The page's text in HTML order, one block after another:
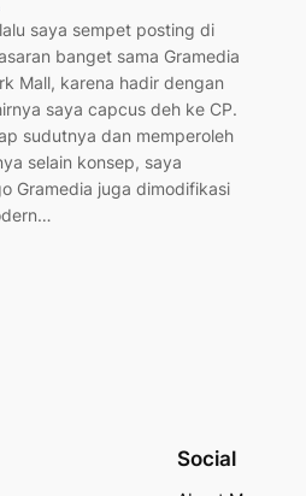
saya sempet posting di
banget sama Gramedia
Mall, karena hadir dengan
saya capcus deh ke CP.
sudutnya dan memperoleh
selain konsep, saya
Gramedia juga dimodifikasi
Social